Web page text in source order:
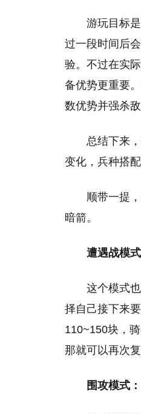
游玩目标
过一段时间后
验。不过在实
备优势更重要
数优势并强杀
总结下来
变化，兵种搭
顺带一提
暗箭。
遭遇战模式
这个模式
择自己接下来
110~150块，
那就可以再次
围攻模式：